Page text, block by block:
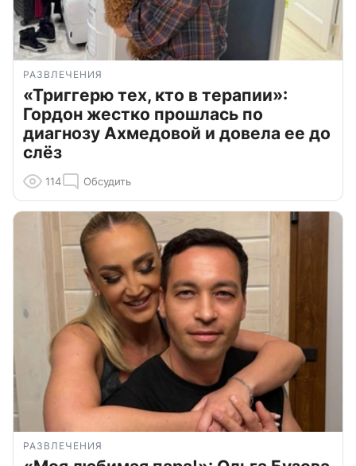
РАЗВЛЕЧЕНИЯ
«Триггерю тех, кто в терапии»:
Гордон жестко прошлась по
диагнозу Ахмедовой и довела ее до
слёз
114 Обсудить
РАЗВЛЕЧЕНИЯ